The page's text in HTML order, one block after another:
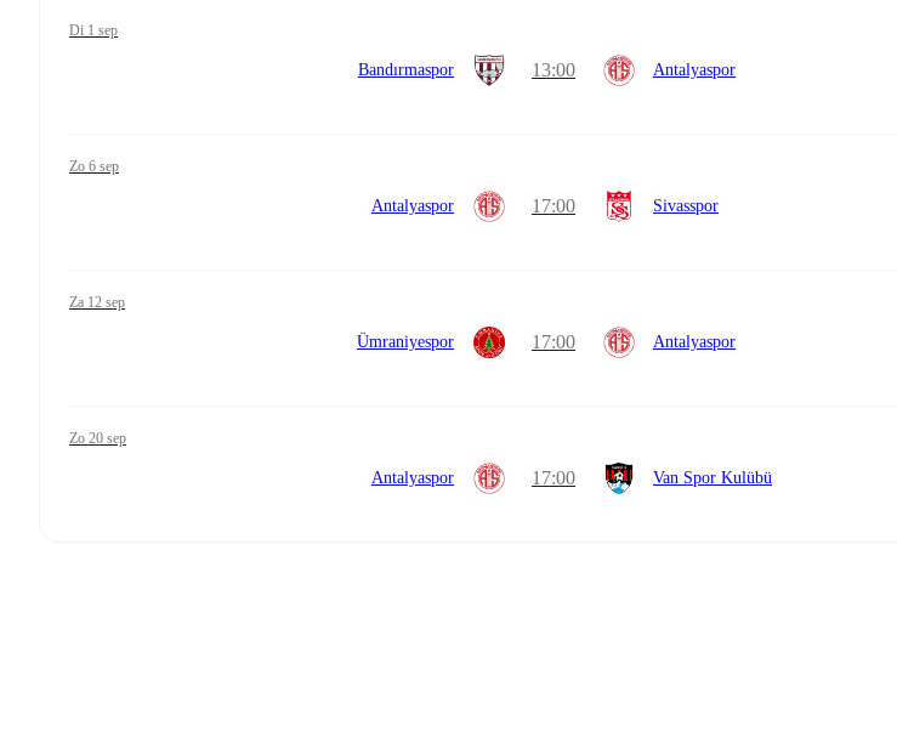
di 1 sep
Bandırmaspor 13:00 Antalyaspor
zo 6 sep
Antalyaspor 17:00 Sivasspor
za 12 sep
Ümraniyespor 17:00 Antalyaspor
zo 20 sep
Antalyaspor 17:00 Van Spor Kulübü